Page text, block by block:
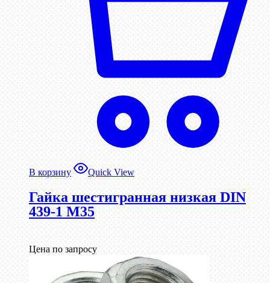
В корзину Quick View
Гайка шестигранная низкая DIN
439-1 М35
Цена по запросу